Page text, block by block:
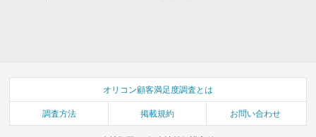
オリコン顧客満足度調査とは
調査方法 掲載規約 お問い合わせ